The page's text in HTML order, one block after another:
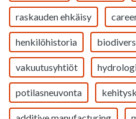
raskauden ehkäisy
henkilöhistoria
vakuutusyhtiöt
potilasneuvonta